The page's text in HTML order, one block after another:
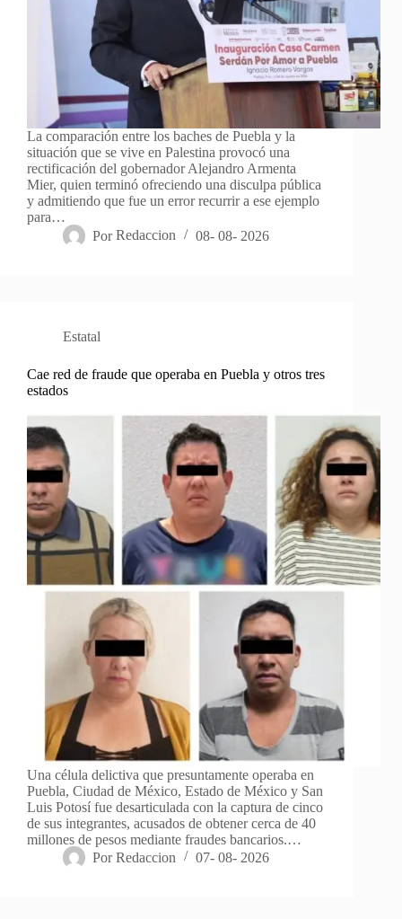
La comparación entre los baches de Puebla y la
situación que se vive en Palestina provocó una
rectificación del gobernador Alejandro Armenta
Mier, quien terminó ofreciendo una disculpa pública
y admitiendo que fue un error recurrir a ese ejemplo
para…
Por Redaccion 08- 08- 2026
Estatal
Cae red de fraude que operaba en Puebla y otros tres
estados
Una célula delictiva que presuntamente operaba en
Puebla, Ciudad de México, Estado de México y San
Luis Potosí fue desarticulada con la captura de cinco
de sus integrantes, acusados de obtener cerca de 40
millones de pesos mediante fraudes bancarios.…
Por Redaccion 07- 08- 2026